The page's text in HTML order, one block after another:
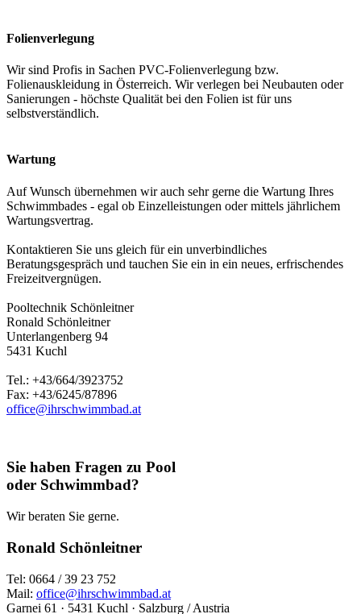
Folienverlegung
Wir sind Profis in Sachen PVC-Folienverlegung bzw.
Folienauskleidung in Österreich. Wir verlegen bei Neubauten oder
Sanierungen - höchste Qualität bei den Folien ist für uns
selbstverständlich.
Wartung
Auf Wunsch übernehmen wir auch sehr gerne die Wartung Ihres
Schwimmbades - egal ob Einzelleistungen oder mittels jährlichem
Wartungsvertrag.
Kontaktieren Sie uns gleich für ein unverbindliches
Beratungsgespräch und tauchen Sie ein in ein neues, erfrischendes
Freizeitvergnügen.
Pooltechnik Schönleitner
Ronald Schönleitner
Unterlangenberg 94
5431 Kuchl
Tel.: +43/664/3923752
Fax: +43/6245/87896
office@ihrschwimmbad.at
Sie haben Fragen zu Pool
oder Schwimmbad?
Wir beraten Sie gerne.
Ronald Schönleitner
Tel: 0664 / 39 23 752
Mail: office@ihrschwimmbad.at
Garnei 61 · 5431 Kuchl · Salzburg / Austria